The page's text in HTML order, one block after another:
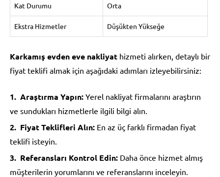
Kat Durumu Orta
Ekstra Hizmetler Düşükten Yükseğe
Karkamış evden eve nakliyat hizmeti alırken, detaylı bir
fiyat teklifi almak için aşağıdaki adımları izleyebilirsiniz:
Araştırma Yapın: Yerel nakliyat firmalarını araştırın
ve sundukları hizmetlerle ilgili bilgi alın.
Fiyat Teklifleri Alın: En az üç farklı firmadan fiyat
teklifi isteyin.
Referansları Kontrol Edin: Daha önce hizmet almış
müşterilerin yorumlarını ve referanslarını inceleyin.